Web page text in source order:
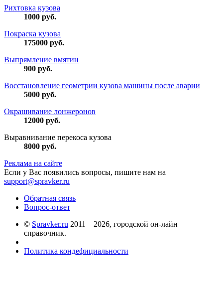
Рихтовка кузова
1000 руб.
Покраска кузова
175000 руб.
Выпрямление вмятин
900 руб.
Восстановление геометрии кузова машины после аварии
5000 руб.
Окрашивание лонжеронов
12000 руб.
Выравнивание перекоса кузова
8000 руб.
Реклама на сайте
Если у Вас появились вопросы, пишите нам на
support@spravker.ru
Обратная связь
Вопрос-ответ
© Spravker.ru 2011—2026, городской он-лайн
справочник.
Политика кондефициальности